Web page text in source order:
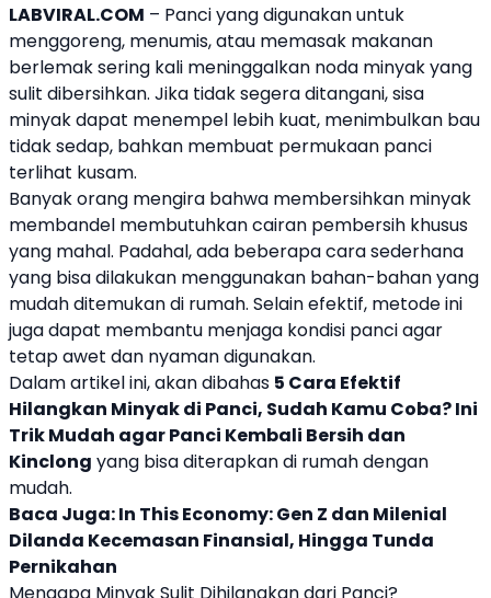
LABVIRAL.COM – Panci yang digunakan untuk
menggoreng, menumis, atau memasak makanan
berlemak sering kali meninggalkan noda minyak yang
sulit dibersihkan. Jika tidak segera ditangani, sisa
minyak dapat menempel lebih kuat, menimbulkan bau
tidak sedap, bahkan membuat permukaan panci
terlihat kusam.
Banyak orang mengira bahwa membersihkan minyak
membandel membutuhkan cairan pembersih khusus
yang mahal. Padahal, ada beberapa cara sederhana
yang bisa dilakukan menggunakan bahan-bahan yang
mudah ditemukan di rumah. Selain efektif, metode ini
juga dapat membantu menjaga kondisi panci agar
tetap awet dan nyaman digunakan.
Dalam artikel ini, akan dibahas 5 Cara Efektif
Hilangkan Minyak di Panci, Sudah Kamu Coba? Ini
Trik Mudah agar Panci Kembali Bersih dan
Kinclong yang bisa diterapkan di rumah dengan
mudah.
Baca Juga:In This Economy: Gen Z dan Milenial
Dilanda Kecemasan Finansial, Hingga Tunda
Pernikahan
Mengapa Minyak Sulit Dihilangkan dari Panci?